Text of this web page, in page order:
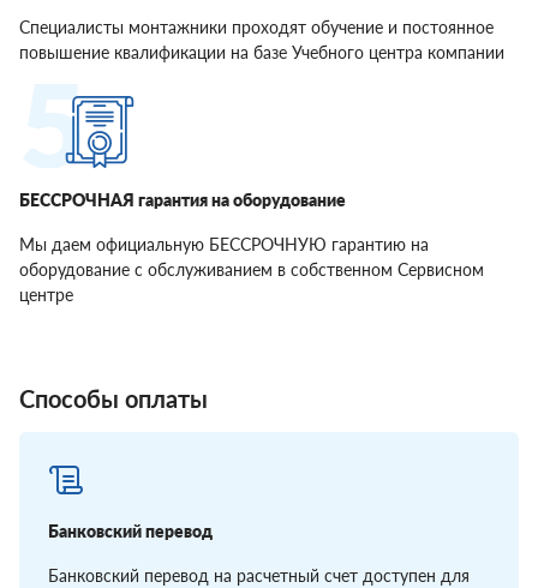
Специалисты монтажники проходят обучение и постоянное
повышение квалификации на базе Учебного центра компании
БЕССРОЧНАЯ гарантия на оборудование
Мы даем официальную БЕССРОЧНУЮ гарантию на
оборудование с обслуживанием в собственном Сервисном
центре
Способы оплаты
Банковский перевод
Банковский перевод на расчетный счет доступен для